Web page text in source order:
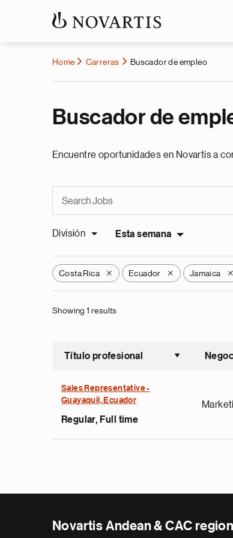
Home Carreras Buscador de empleo
Buscador de
Encuentre oportunidades en Novartis a
División Esta semana
Costa Rica X Ecuador X Jamaica X
Showing 1 results
Título profesional
Sales Representative -
Guayaquil, Ecuador
Regular, Full time
Novartis Andean & CAC region